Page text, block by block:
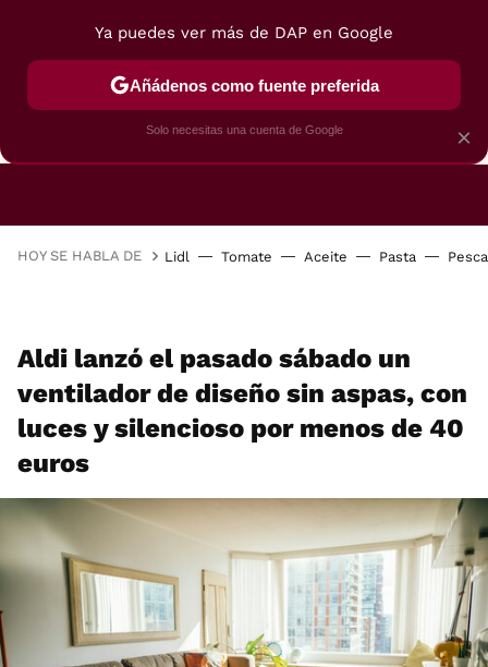
FREIDORAS DE AIRE GUÍAS DE
HOY SE HABLA DE Lidl Tomate Aceite Pasta
Aldi lanzó el pasado sábado un
ventilador de diseño sin aspas, con
luces y silencioso por menos de 40
euros
×
Ya puedes ver más de DAP en Google
Añádenos como fuente preferida
Solo necesitas una cuenta de Google